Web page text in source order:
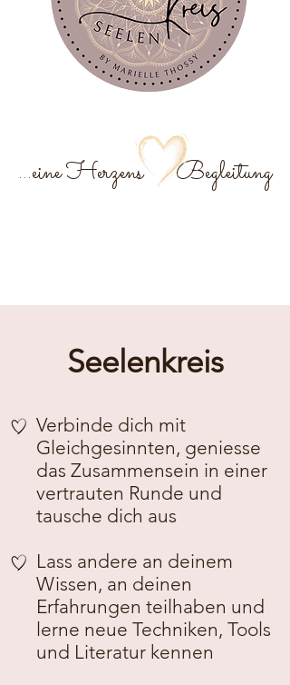
...eine Herzens Begleitung
Seelenkreis
Verbinde dich mit
Gleichgesinnten, geniesse
das Zusammensein in einer
vertrauten Runde und
tausche dich aus
Lass andere an deinem
Wissen, an deinen
Erfahrungen teilhaben und
lerne neue Techniken, Tools
und Literatur kennen